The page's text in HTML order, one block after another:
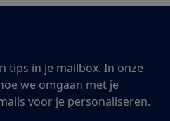
tips in je mailbox. In onze
we omgaan met je
voor je personaliseren.